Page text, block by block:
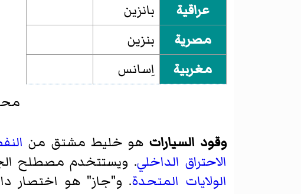
عراقية
بانزين
مصرية
بنزين
مغربية
اِسانس
وقود السيارات هو خليط مشتق من
الاحتراق الداخلي. ويستتخدم مصطلح
الولايات المتحدة. و"جاز" هو اختصار